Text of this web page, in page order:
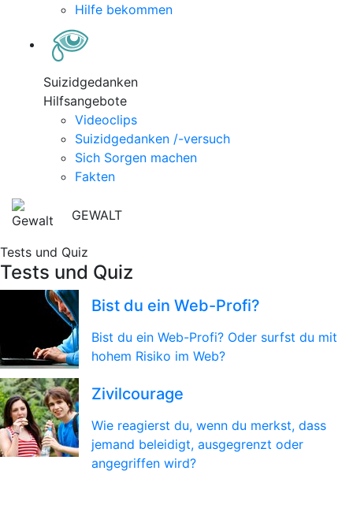
Hilfe bekommen
Suizidgedanken
Hilfsangebote
Videoclips
Suizidgedanken /-versuch
Sich Sorgen machen
Fakten
GEWALT
Tests und Quiz
Tests und Quiz
Bist du ein Web-Profi?
Bist du ein Web-Profi? Oder surfst du mit
hohem Risiko im Web?
Zivilcourage
Wie reagierst du, wenn du merkst, dass
jemand beleidigt, ausgegrenzt oder
angegriffen wird?